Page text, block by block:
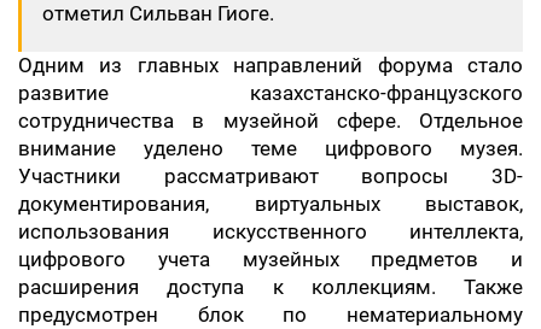
отметил Сильван Гиоге.
Одним из главных направлений форума стало
развитие казахстанско-французского
сотрудничества в музейной сфере. Отдельное
внимание уделено теме цифрового музея.
Участники рассматривают вопросы 3D-
документирования, виртуальных выставок,
использования искусственного интеллекта,
цифрового учета музейных предметов и
расширения доступа к коллекциям. Также
предусмотрен блок по нематериальному